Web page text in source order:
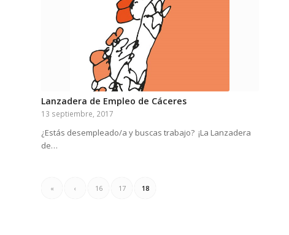
Lanzadera de Empleo de Cáceres
13 septiembre, 2017
¿Estás desempleado/a y buscas trabajo? ¡La Lanzadera
de…
« ‹ 16 17 18